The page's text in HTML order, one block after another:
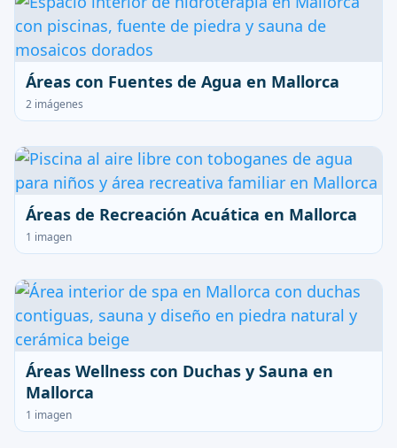
Áreas con Fuentes de Agua en Mallorca
2 imágenes
Áreas de Recreación Acuática en Mallorca
1 imagen
Áreas Wellness con Duchas y Sauna en
Mallorca
1 imagen